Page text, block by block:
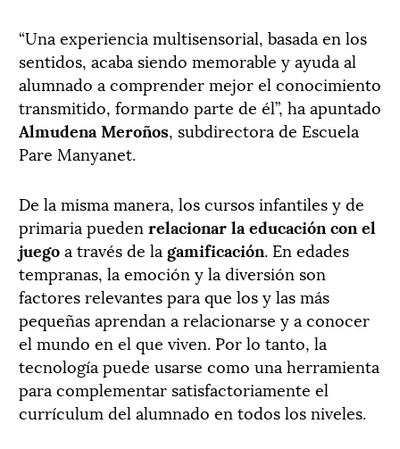
“Una experiencia multisensorial, basada en los
sentidos, acaba siendo memorable y ayuda al
alumnado a comprender mejor el conocimiento
transmitido, formando parte de él”, ha apuntado
Almudena Meroños, subdirectora de Escuela
Pare Manyanet.
De la misma manera, los cursos infantiles y de
primaria pueden relacionar la educación con el
juegoa través de la gamificación. En edades
tempranas, la emoción y la diversión son
factores relevantes para que los y las más
pequeñas aprendan a relacionarse y a conocer
el mundo en el que viven. Por lo tanto, la
tecnología puede usarse como una herramienta
para complementar satisfactoriamente el
currículum del alumnado en todos los niveles.